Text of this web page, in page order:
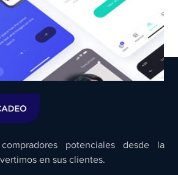
potenciales desde la
en sus clientes.